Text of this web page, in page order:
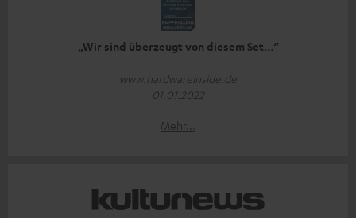
„Wir sind überzeugt von diesem Set…“
www.hardwareinside.de
01.01.2022
Mehr...